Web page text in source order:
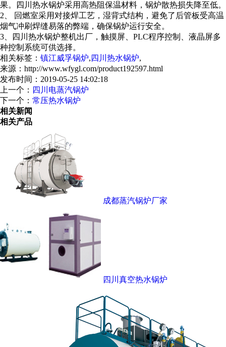
果。四川热水锅炉采用高热阻保温材料，锅炉散热损失降至低。
2、 回燃室采用对接焊工艺，湿背式结构，避免了后管板受高温
烟气冲刷焊缝易落的弊端，确保锅炉运行安全。
3、四川热水锅炉整机出厂，触摸屏、PLC程序控制、液晶屏多
种控制系统可供选择。
相关标签： 镇江威孚锅炉, 四川热水锅炉,
来源：http://www.wfygl.com/product192597.html
发布时间：2019-05-25 14:02:18
上一个： 四川电蒸汽锅炉
下一个： 常压热水锅炉
相关新闻
相关产品
成都蒸汽锅炉厂家
四川真空热水锅炉